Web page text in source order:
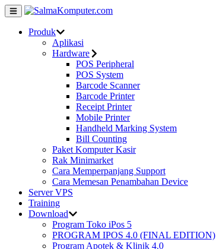
Produk
Aplikasi
Hardware
POS Peripheral
POS System
Barcode Scanner
Barcode Printer
Receipt Printer
Mobile Printer
Handheld Marking System
Bill Counting
Paket Komputer Kasir
Rak Minimarket
Cara Memperpanjang Support
Cara Memesan Penambahan Device
Server VPS
Training
Download
Program Toko iPos 5
PROGRAM IPOS 4.0 (FINAL EDITION)
Program Apotek & Klinik 4.0